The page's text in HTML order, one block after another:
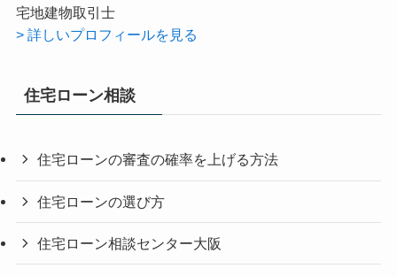
宅地建物取引士
> 詳しいプロフィールを見る
住宅ローン相談
住宅ローンの審査の確率を上げる方法
住宅ローンの選び方
住宅ローン相談センター大阪